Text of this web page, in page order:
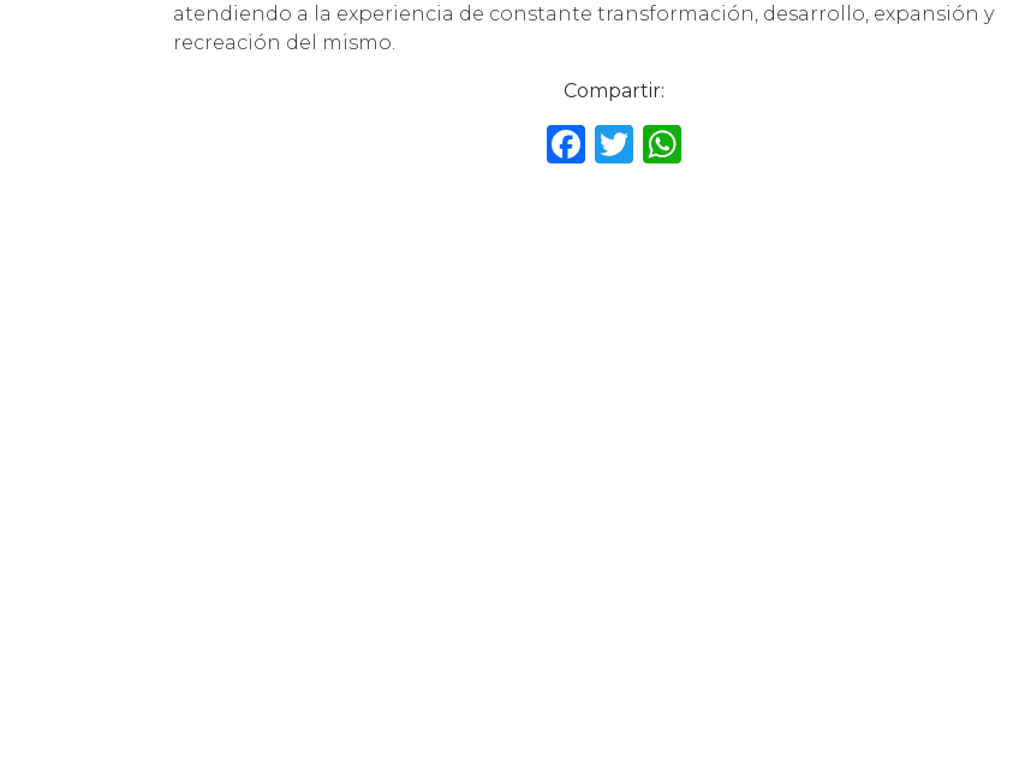
atendiendo a la experiencia de constante transformación, desarrollo, expansión y
recreación del mismo.
Compartir:
F T W